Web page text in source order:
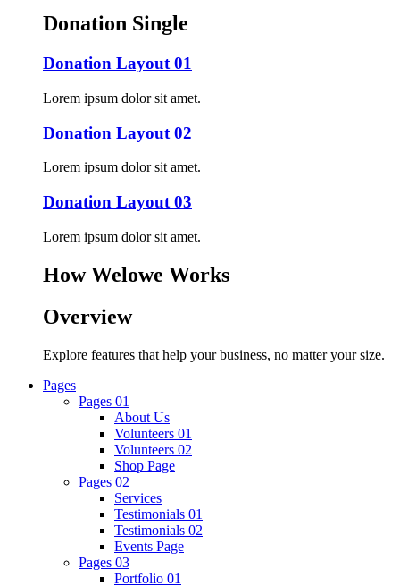
Donation Single
Donation Layout 01
Lorem ipsum dolor sit amet.
Donation Layout 02
Lorem ipsum dolor sit amet.
Donation Layout 03
Lorem ipsum dolor sit amet.
How Welowe Works
Overview
Explore features that help your business, no matter your size.
Pages
Pages 01
About Us
Volunteers 01
Volunteers 02
Shop Page
Pages 02
Services
Testimonials 01
Testimonials 02
Events Page
Pages 03
Portfolio 01